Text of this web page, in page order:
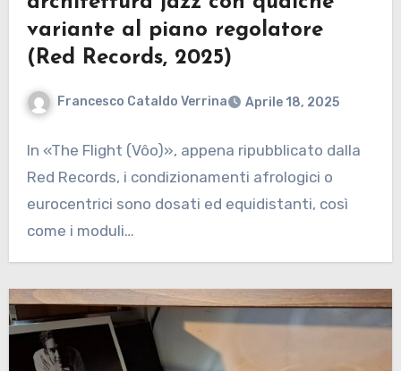
variante al piano regolatore
(Red Records, 2025)
Francesco Cataldo Verrina Aprile 18, 2025
In «The Flight (Vôo)», appena ripubblicato dalla
Red Records, i condizionamenti afrologici o
eurocentrici sono dosati ed equidistanti, così
come i moduli…